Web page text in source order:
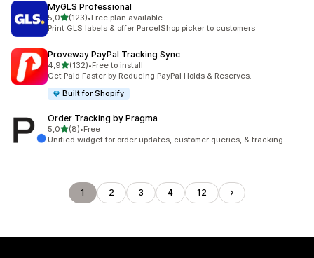
MyGLS Professional
5,0z 5 hvězd
(123)
Celkový počet recenzí: 123
•Free plan available
Print GLS labels & offer ParcelShop picker to customers
Proveway PayPal Tracking Sync
4,9z 5 hvězd
(132)
Celkový počet recenzí: 132
•Free to install
Get Paid Faster by Reducing PayPal Holds & Reserves.
Built for Shopify
Order Tracking by Pragma
5,0z 5 hvězd
(8)
Celkový počet recenzí: 8
•Free
Unified widget for order updates, customer queries, & tracking
1 2 3 4 12